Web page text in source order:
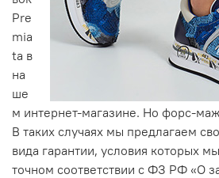
Pre
mia
ta в
на
ше
м интернет-магазине. Но форс-
В таких случаях мы предлагаем
вида гарантии, условия которых
точном соответствии с ФЗ РФ «О